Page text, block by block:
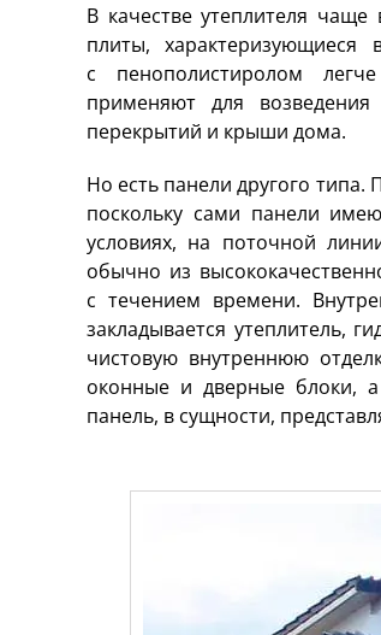
В качестве утеплителя
плиты, характеризующиеся
с пенополистиролом
применяют для
перекрытий и крыши дома.
Но есть панели другого типа.
поскольку сами панели
условиях, на поточной
обычно из
с течением времени.
закладывается утеплитель,
чистовую внутреннюю
оконные и дверные блоки,
панель, в сущности,